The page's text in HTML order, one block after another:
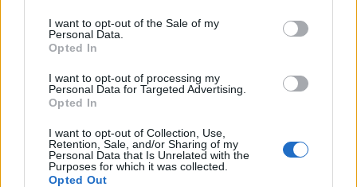
I want to opt-out of the Sale of my
Personal Data.
Opted In
I want to opt-out of processing my
Personal Data for Targeted Advertising.
Opted In
I want to opt-out of Collection, Use,
Retention, Sale, and/or Sharing of my
Personal Data that Is Unrelated with the
Purposes for which it was collected.
Opted Out
Carnegie
Sparkonto
0.5 %
Ja
Ikano Sparkonto
0.5 %
SBAB Sparkonto
0.5 %
Obegr.